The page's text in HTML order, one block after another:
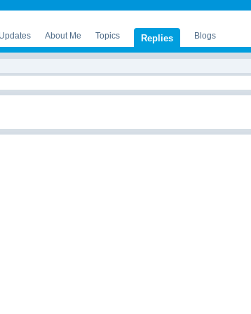
About Me Topics Replies Blogs